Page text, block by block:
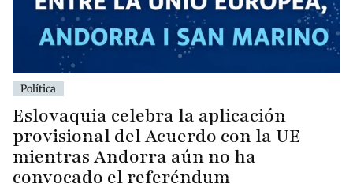
Política
Eslovaquia celebra la aplicación
provisional del Acuerdo con la UE
mientras Andorra aún no ha
convocado el referéndum